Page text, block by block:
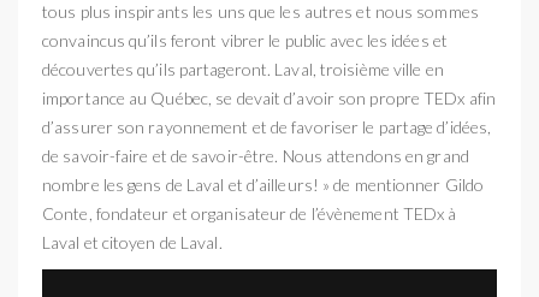
tous plus inspirants les uns que les autres et nous sommes
convaincus qu’ils feront vibrer le public avec les idées et
découvertes qu’ils partageront. Laval, troisième ville en
importance au Québec, se devait d’avoir son propre TEDx afin
d’assurer son rayonnement et de favoriser le partage d’idées,
de savoir-faire et de savoir-être. Nous attendons en grand
nombre les gens de Laval et d’ailleurs! » de mentionner Gildo
Conte, fondateur et organisateur de l’évènement TEDx à
Laval et citoyen de Laval.